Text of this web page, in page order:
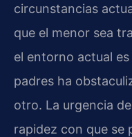
circunstancias
que el menor sea
el entorno actual
padres ha
otro. La urgencia
rapidez con que se